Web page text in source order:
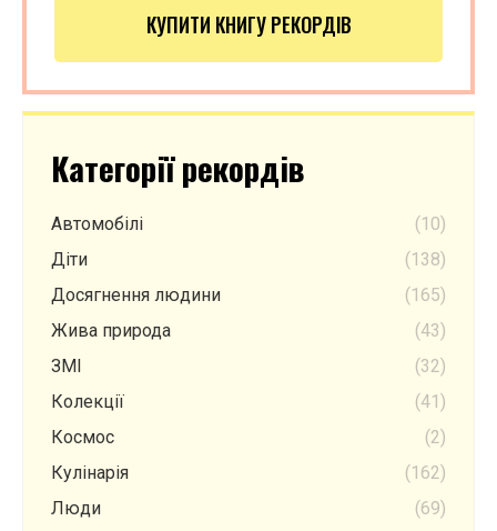
КУПИТИ КНИГУ РЕКОРДІВ
Категорії рекордів
Автомобілі
(10)
Діти
(138)
Досягнення людини
(165)
Жива природа
(43)
ЗМІ
(32)
Колекції
(41)
Космос
(2)
Кулінарія
(162)
Люди
(69)